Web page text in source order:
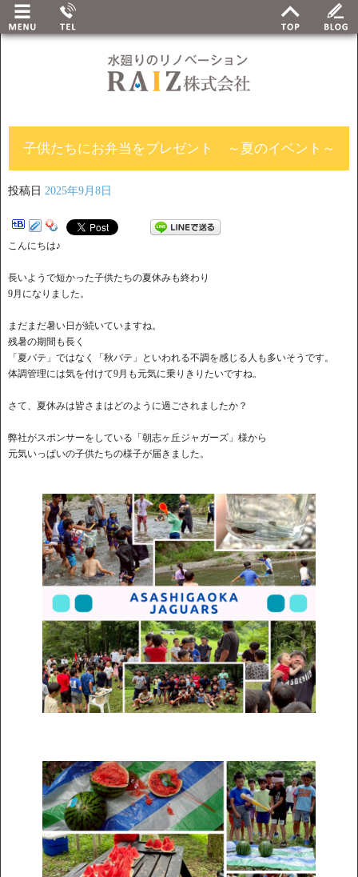
子供たちにお弁当をプレゼント ～夏のイベント～
投稿日 2025年9月8日
こんにちは♪
長いようで短かった子供たちの夏休みも終わり
9月になりました。
まだまだ暑い日が続いていますね。
残暑の期間も長く
「夏バテ」ではなく「秋バテ」といわれる不調を感じる人も多いそうです。
体調管理には気を付けて9月も元気に乗りきりたいですね。
さて、夏休みは皆さまはどのように過ごされましたか？
弊社がスポンサーをしている「朝志ヶ丘ジャガーズ」様から
元気いっぱいの子供たちの様子が届きました。